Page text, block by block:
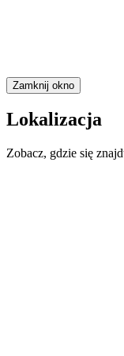
Zamknij okno
Lokalizacja
Zobacz, gdzie się